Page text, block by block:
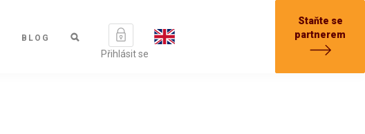
Staňte se
partnerem
BLOG
Přihlásit se